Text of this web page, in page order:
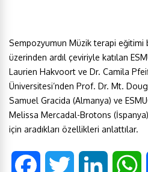
Sempozyumun Müzik terapi eğitimi
üzerinden ardıl çeviriyle katılan
Laurien Hakvoort ve Dr. Camila
Üniversitesi’nden Prof. Dr. Mt.
Samuel Gracida (Almanya) ve
Melissa Mercadal-Brotons
için aradıkları özellikleri anlattılar.